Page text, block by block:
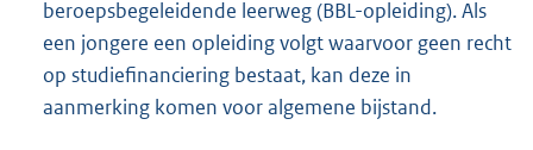
beroepsbegeleidende leerweg (BBL-opleiding). Als
een jongere een opleiding volgt waarvoor geen recht
op studiefinanciering bestaat, kan deze in
aanmerking komen voor algemene bijstand.